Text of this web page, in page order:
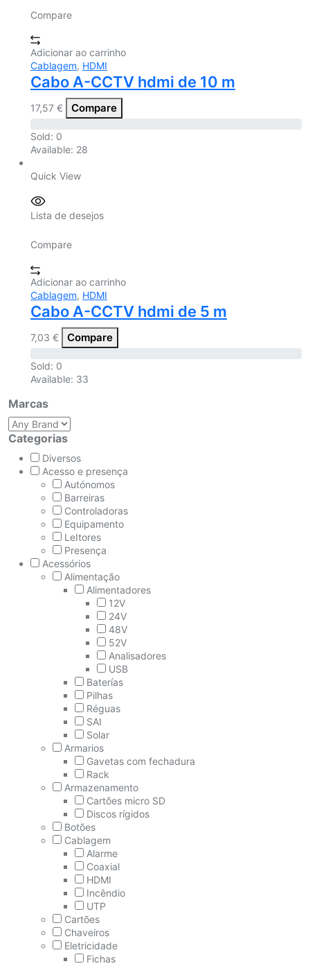
Compare
Adicionar ao carrinho
Cablagem, HDMI
Cabo A-CCTV hdmi de 10 m
17,57 € Compare
Sold: 0
Available: 28
Quick View
Lista de desejos
Compare
Adicionar ao carrinho
Cablagem, HDMI
Cabo A-CCTV hdmi de 5 m
7,03 € Compare
Sold: 0
Available: 33
Marcas
Categorias
Diversos
Acesso e presença
Autónomos
Barreiras
Controladoras
Equipamento
LeItores
Presença
Acessórios
Alimentação
Alimentadores
12V
24V
48V
52V
Analisadores
USB
Baterías
Pilhas
Réguas
SAI
Solar
Armarios
Gavetas com fechadura
Rack
Armazenamento
Cartões micro SD
Discos rígidos
Botões
Cablagem
Alarme
Coaxial
HDMI
Incêndio
UTP
Cartões
Chaveiros
Eletricidade
Fichas